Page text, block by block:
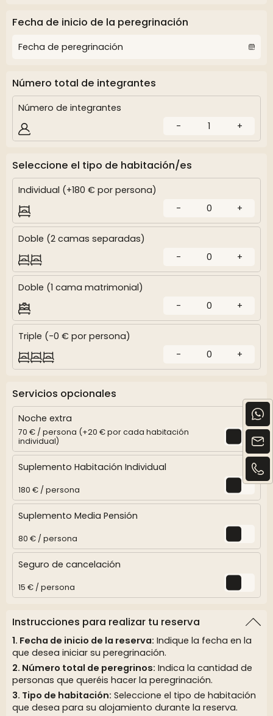
Fecha de inicio de la peregrinación
Número total de integrantes
Número de integrantes
-
1 +
Seleccione el tipo de habitación/es
Individual (+180 € por persona)
-
0 +
Doble (2 camas separadas)
-
0 +
Doble (1 cama matrimonial)
-
0 +
Triple (-0 € por persona)
-
0 +
Servicios opcionales
Noche extra
70 € / persona (+20 € por cada habitación
individual)
Suplemento Habitación Individual
180 € / persona
Suplemento Media Pensión
80 € / persona
Seguro de cancelación
15 € / persona
Instrucciones para realizar tu reserva
Fecha de inicio de la reserva: Indique la fecha en la
que desea iniciar su peregrinación.
Número total de peregrinos: Indica la cantidad de
personas que queréis hacer la peregrinación.
Tipo de habitación: Seleccione el tipo de habitación
que desea para su alojamiento durante la reserva.